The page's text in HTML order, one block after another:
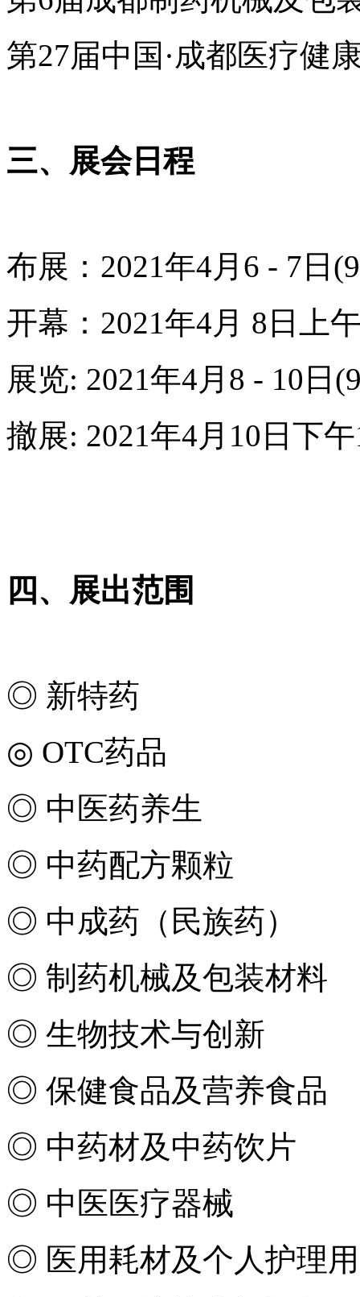
第27届中国·成都医疗健
三、展会日程
布展： 2021年4月 6 - 7 日
开幕： 2021年4月 8 日上
展览: 2021年4月 8 - 10 日
撤展: 2021年4月10 日下午
四、展出范围
◎ 新特药
◎ OTC药品
◎ 中医药养生
◎ 中药配方颗粒
◎ 中成药（民族药）
◎ 制药机械及包装材料
◎ 生物技术与创新
◎ 保健食品及营养食品
◎ 中药材及中药饮片
◎ 中医医疗器械
◎ 医用耗材及个人护理